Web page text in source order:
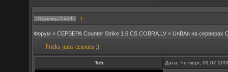
Страница 1 из 1 1
Форум » СЕРВЕРА Counter Strike 1.6 CS.COBRA.LV » UnBAn на серверах
Prieks jums censties ;)
Teh Дата: Четверг,